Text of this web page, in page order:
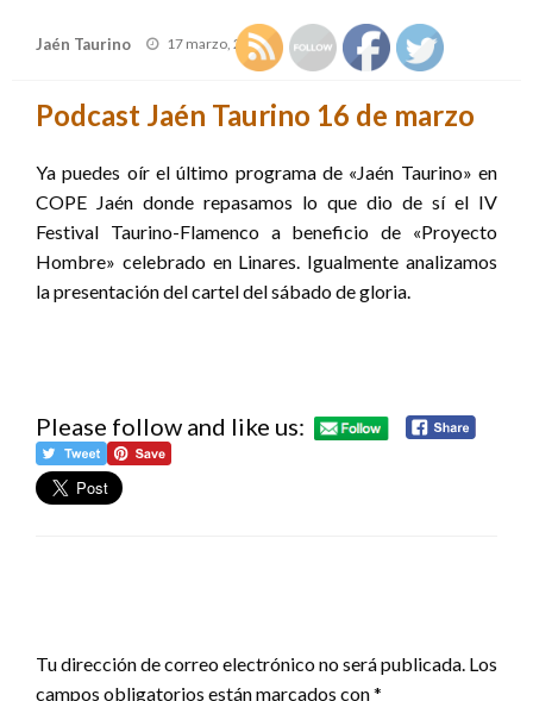
Jaén Taurino
Publicado
17 marzo, 2010
Podcast Jaén Taurino 16 de marzo
Ya puedes oír el último programa de «Jaén Taurino» en
COPE Jaén donde repasamos lo que dio de sí el IV
Festival Taurino-Flamenco a beneficio de «Proyecto
Hombre» celebrado en Linares. Igualmente analizamos
la presentación del cartel del sábado de gloria.
Please follow and like us:
Tu dirección de correo electrónico no será publicada. Los
campos obligatorios están marcados con*